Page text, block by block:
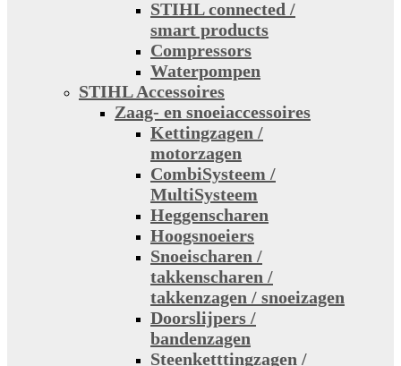
STIHL connected /
smart products
Compressors
Waterpompen
STIHL Accessoires
Zaag- en snoeiaccessoires
Kettingzagen /
motorzagen
CombiSysteem /
MultiSysteem
Heggenscharen
Hoogsnoeiers
Snoeischaren /
takkenscharen /
takkenzagen / snoeizagen
Doorslijpers /
bandenzagen
Steenketttingzagen /